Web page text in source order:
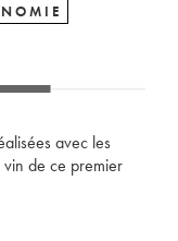
avec les
vin de ce premier